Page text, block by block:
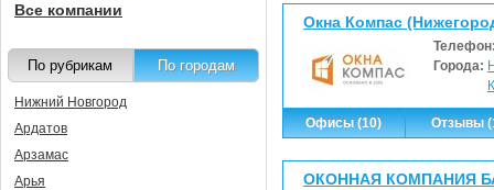
Окна Компас
Города:
Офисы (10) Отзывы
ОКОННАЯ КОМПАНИЯ
Все компании
По рубрикам По городам
Нижний Новгород
Ардатов
Арзамас
Арья